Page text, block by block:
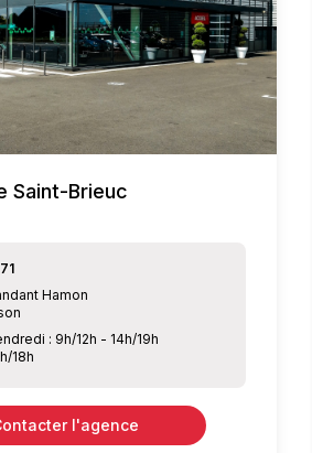
Saint-Brieuc
Hamon
: 9h/12h - 14h/19h
18h
l'agence